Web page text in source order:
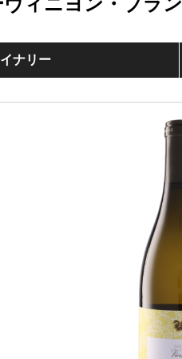
ナリー